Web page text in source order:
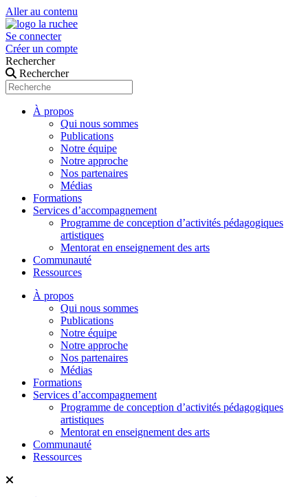
Aller au contenu
Se connecter
Créer un compte
Rechercher
Rechercher
À propos
Qui nous sommes
Publications
Notre équipe
Notre approche
Nos partenaires
Médias
Formations
Services d’accompagnement
Programme de conception d’activités pédagogiques
artistiques
Mentorat en enseignement des arts
Communauté
Ressources
À propos
Qui nous sommes
Publications
Notre équipe
Notre approche
Nos partenaires
Médias
Formations
Services d’accompagnement
Programme de conception d’activités pédagogiques
artistiques
Mentorat en enseignement des arts
Communauté
Ressources